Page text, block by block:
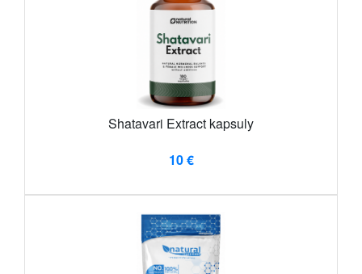
Shatavari Extract kapsuly
10 €